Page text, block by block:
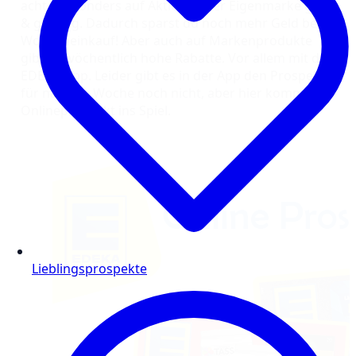
achte besonders auf Aktionen der Eigenmarke gut
& günstig. Dadurch sparst du noch mehr Geld beim
Wocheneinkauf! Aber auch auf Markenprodukte
gibt es wöchentlich hohe Rabatte. Vor allem mit der
EDEKA-App. Leider gibt es in der App den Prospekt
für nächste Woche noch nicht, aber hier kommt
Onlineprospekt ins Spiel.
Lieblingsprospekte